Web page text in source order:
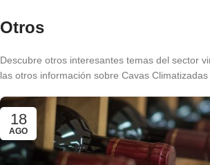
Otros
Descubre otros interesantes temas del sector
las otros información sobre Cavas
18
AGO